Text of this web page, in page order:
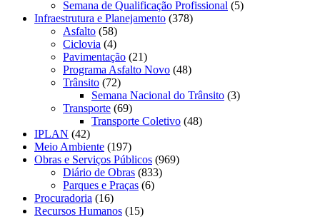
Semana de Qualificação Profissional (5)
Infraestrutura e Planejamento (378)
Asfalto (58)
Ciclovia (4)
Pavimentação (21)
Programa Asfalto Novo (48)
Trânsito (72)
Semana Nacional do Trânsito (3)
Transporte (69)
Transporte Coletivo (48)
IPLAN (42)
Meio Ambiente (197)
Obras e Serviços Públicos (969)
Diário de Obras (833)
Parques e Praças (6)
Procuradoria (16)
Recursos Humanos (15)